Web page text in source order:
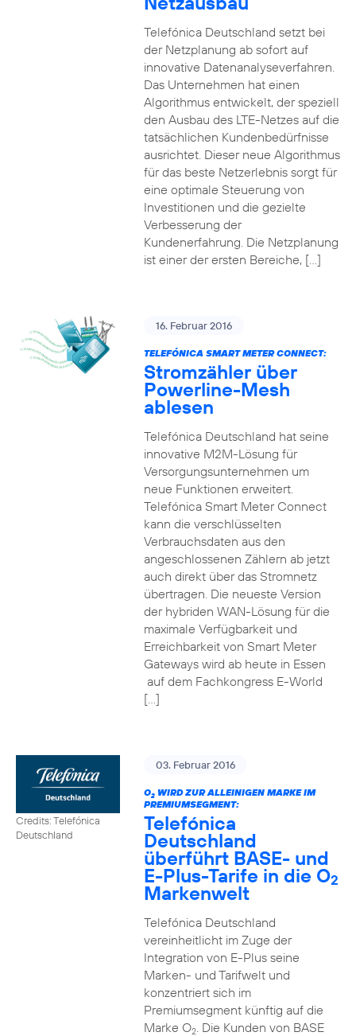
Telefónica Deutschland setzt bei
der Netzplanung ab sofort auf
innovative Datenanalyseverfahren.
Das Unternehmen hat einen
Algorithmus entwickelt, der speziell
den Ausbau des LTE-Netzes auf die
tatsächlichen Kundenbedürfnisse
ausrichtet. Dieser neue Algorithmus
für das beste Netzerlebnis sorgt für
eine optimale Steuerung von
Investitionen und die gezielte
Verbesserung der
Kundenerfahrung. Die Netzplanung
ist einer der ersten Bereiche, […]
16. Februar 2016
TELEFÓNICA SMART METER CONNECT:
Stromzähler über
Powerline-Mesh
ablesen
Telefónica Deutschland hat seine
innovative M2M-Lösung für
Versorgungsunternehmen um
neue Funktionen erweitert.
Telefónica Smart Meter Connect
kann die verschlüsselten
Verbrauchsdaten aus den
angeschlossenen Zählern ab jetzt
auch direkt über das Stromnetz
übertragen. Die neueste Version
der hybriden WAN-Lösung für die
maximale Verfügbarkeit und
Erreichbarkeit von Smart Meter
Gateways wird ab heute in Essen
auf dem Fachkongress E-World
[…]
Credits: Telefónica
Deutschland
03. Februar 2016
O2WIRD ZUR ALLEINIGEN MARKE IM
PREMIUMSEGMENT:
Telefónica
Deutschland
überführt BASE- und
E-Plus-Tarife in die O2
Markenwelt
Telefónica Deutschland
vereinheitlicht im Zuge der
Integration von E-Plus seine
Marken- und Tarifwelt und
konzentriert sich im
Premiumsegment künftig auf die
Marke O2. Die Kunden von BASE